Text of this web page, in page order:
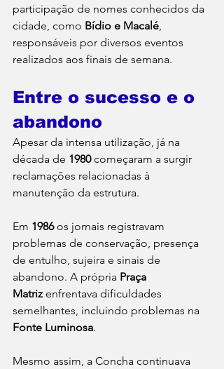
participação de nomes conhecidos da
cidade, como Bídio e Macalé,
responsáveis por diversos eventos
realizados aos finais de semana.
Entre o sucesso e o
abandono
Apesar da intensa utilização, já na
década de 1980 começaram a surgir
reclamações relacionadas à
manutenção da estrutura.
Em 1986 os jornais registravam
problemas de conservação, presença
de entulho, sujeira e sinais de
abandono. A própria Praça
Matriz enfrentava dificuldades
semelhantes, incluindo problemas na
Fonte Luminosa.
Mesmo assim, a Concha continuava